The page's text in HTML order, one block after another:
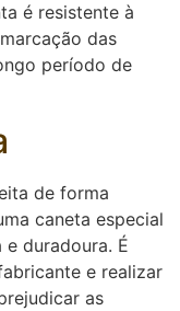
é resistente à
das
período de
de forma
caneta especial
duradoura. É
e realizar
as